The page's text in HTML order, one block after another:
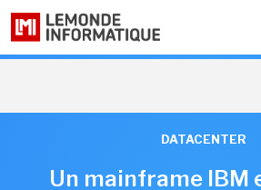
DATACENTER
Un mainframe IBM